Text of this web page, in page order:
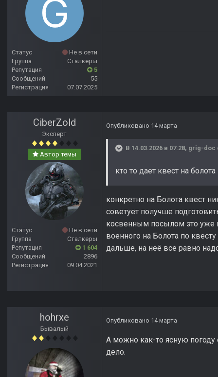
Статус
Не в сети
Группа
Сталкеры
Репутация
5
Сообщений
55
Регистрация
07.07.2025
CiberZold
Эксперт
Автор темы
Статус
Не в сети
Группа
Сталкеры
Репутация
1 604
Сообщений
2896
Регистрация
09.04.2021
Опубликовано 14 марта
В 14.03.2026 в 07:28, grig-doc
кто то дает квест на болота
конкретно на Болота квест
советует получше
косвенным посылом это уже
военного на Болота по
дальше, на неё все равно
hohrxe
Бывалый
Опубликовано 14 марта
А можно как-то ясную погоду
дело.